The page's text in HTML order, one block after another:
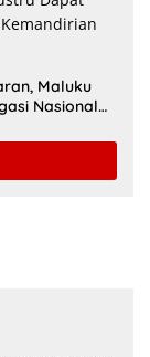
Maluku
Nasional